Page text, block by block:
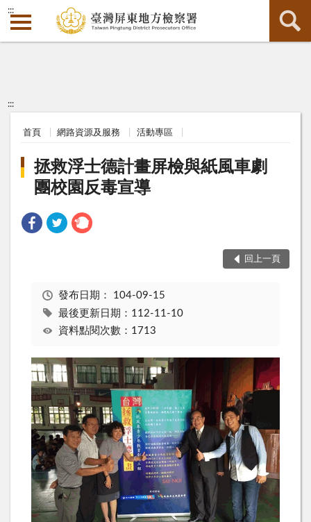
:::
:::
首頁 網路資源及服務 活動專區
拯救浮士德計畫屏檢與紙風車劇
團校園反毒宣導
回上一頁
發布日期： 104-09-15
最後更新日期：112-11-10
資料點閱次數：1713